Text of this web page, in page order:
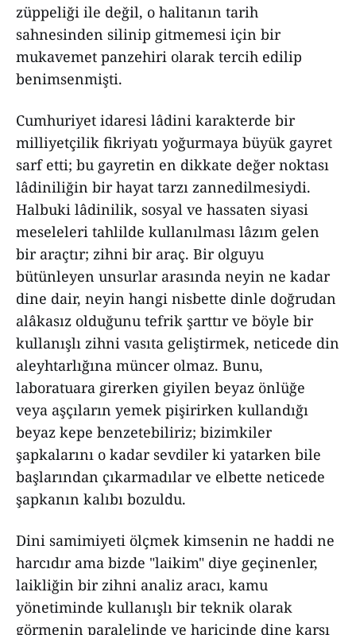
züppeliği ile değil, o halitanın tarih
sahnesinden silinip gitmemesi için bir
mukavemet panzehiri olarak tercih edilip
benimsenmişti.
Cumhuriyet idaresi lâdini karakterde bir
milliyetçilik fikriyatı yoğurmaya büyük gayret
sarf etti; bu gayretin en dikkate değer noktası
lâdiniliğin bir hayat tarzı zannedilmesiydi.
Halbuki lâdinilik, sosyal ve hassaten siyasi
meseleleri tahlilde kullanılması lâzım gelen
bir araçtır; zihni bir araç. Bir olguyu
bütünleyen unsurlar arasında neyin ne kadar
dine dair, neyin hangi nisbette dinle doğrudan
alâkasız olduğunu tefrik şarttır ve böyle bir
kullanışlı zihni vasıta geliştirmek, neticede din
aleyhtarlığına müncer olmaz. Bunu,
laboratuara girerken giyilen beyaz önlüğe
veya aşçıların yemek pişirirken kullandığı
beyaz kepe benzetebiliriz; bizimkiler
şapkalarını o kadar sevdiler ki yatarken bile
başlarından çıkarmadılar ve elbette neticede
şapkanın kalıbı bozuldu.
Dini samimiyeti ölçmek kimsenin ne haddi ne
harcıdır ama bizde "laikim" diye geçinenler,
laikliğin bir zihni analiz aracı, kamu
yönetiminde kullanışlı bir teknik olarak
görmenin paralelinde ve haricinde dine karşı